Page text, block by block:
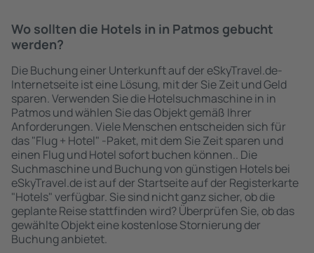
Wo sollten die Hotels in in Patmos gebucht
werden?
Die Buchung einer Unterkunft auf der eSkyTravel.de-
Internetseite ist eine Lösung, mit der Sie Zeit und Geld
sparen. Verwenden Sie die Hotelsuchmaschine in in
Patmos und wählen Sie das Objekt gemäß Ihrer
Anforderungen. Viele Menschen entscheiden sich für
das "Flug + Hotel" -Paket, mit dem Sie Zeit sparen und
einen Flug und Hotel sofort buchen können.. Die
Suchmaschine und Buchung von günstigen Hotels bei
eSkyTravel.de ist auf der Startseite auf der Registerkarte
"Hotels" verfügbar. Sie sind nicht ganz sicher, ob die
geplante Reise stattfinden wird? Überprüfen Sie, ob das
gewählte Objekt eine kostenlose Stornierung der
Buchung anbietet.